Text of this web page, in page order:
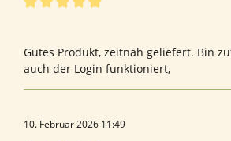
Gutes Produkt, zeitnah geliefert. Bin
auch der Login funktioniert,
10. Februar 2026 11:49